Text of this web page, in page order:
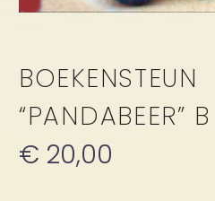
BOEKENSTEUN
“PANDABEER” B
€ 20,00